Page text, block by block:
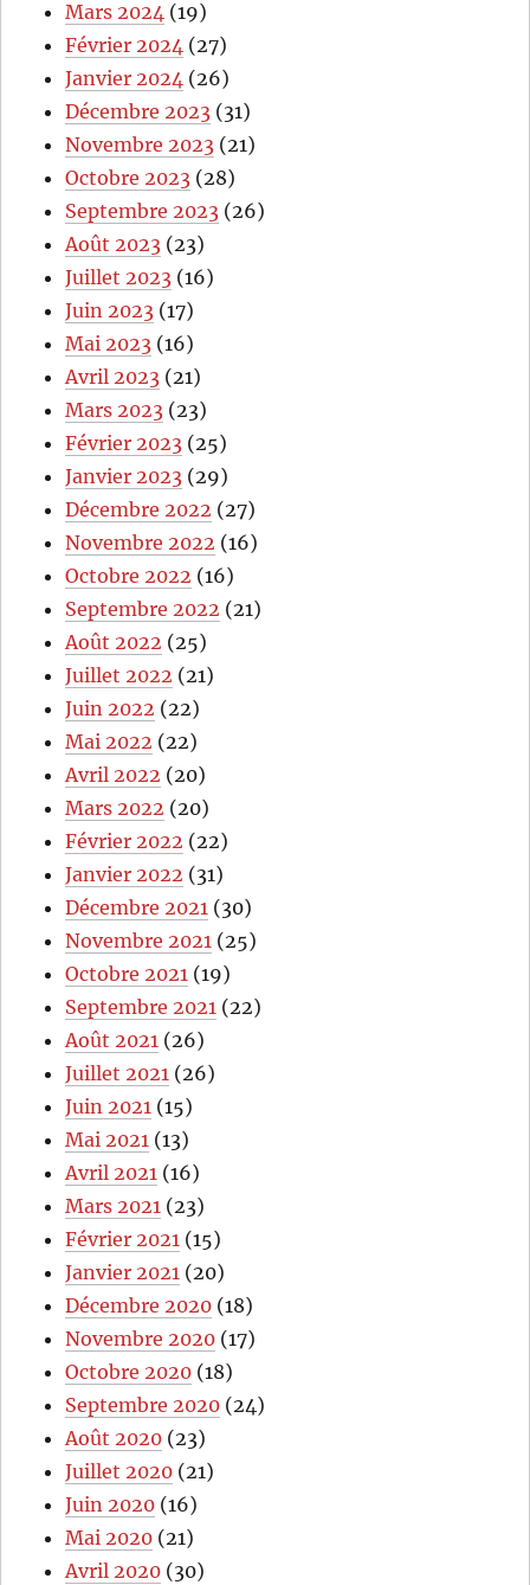
Mars 2024 (19)
Février 2024 (27)
Janvier 2024 (26)
Décembre 2023 (31)
Novembre 2023 (21)
Octobre 2023 (28)
Septembre 2023 (26)
Août 2023 (23)
Juillet 2023 (16)
Juin 2023 (17)
Mai 2023 (16)
Avril 2023 (21)
Mars 2023 (23)
Février 2023 (25)
Janvier 2023 (29)
Décembre 2022 (27)
Novembre 2022 (16)
Octobre 2022 (16)
Septembre 2022 (21)
Août 2022 (25)
Juillet 2022 (21)
Juin 2022 (22)
Mai 2022 (22)
Avril 2022 (20)
Mars 2022 (20)
Février 2022 (22)
Janvier 2022 (31)
Décembre 2021 (30)
Novembre 2021 (25)
Octobre 2021 (19)
Septembre 2021 (22)
Août 2021 (26)
Juillet 2021 (26)
Juin 2021 (15)
Mai 2021 (13)
Avril 2021 (16)
Mars 2021 (23)
Février 2021 (15)
Janvier 2021 (20)
Décembre 2020 (18)
Novembre 2020 (17)
Octobre 2020 (18)
Septembre 2020 (24)
Août 2020 (23)
Juillet 2020 (21)
Juin 2020 (16)
Mai 2020 (21)
Avril 2020 (30)